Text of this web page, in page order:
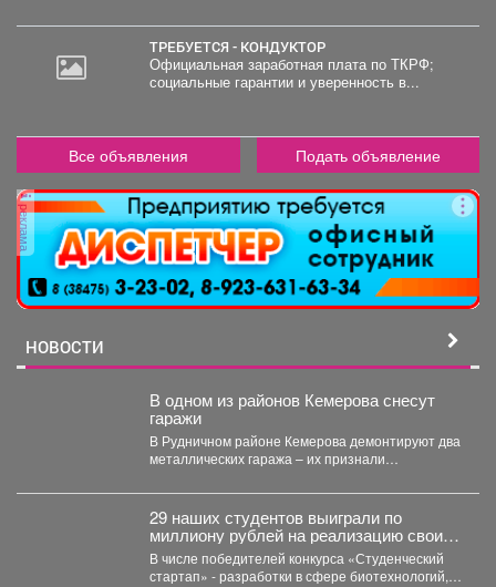
ТРЕБУЕТСЯ - КОНДУКТОР
Официальная заработная плата по ТКРФ;
социальные гарантии и уверенность в...
Все объявления Подать объявление
реклама
НОВОСТИ
В одном из районов Кемерова снесут
гаражи
В Рудничном районе Кемерова демонтируют два
металлических гаража – их признали
29 наших студентов выиграли по
миллиону рублей на реализацию своих
проектов.
В числе победителей конкурса «Студенческий
стартап» - разработки в сфере биотехнологий,